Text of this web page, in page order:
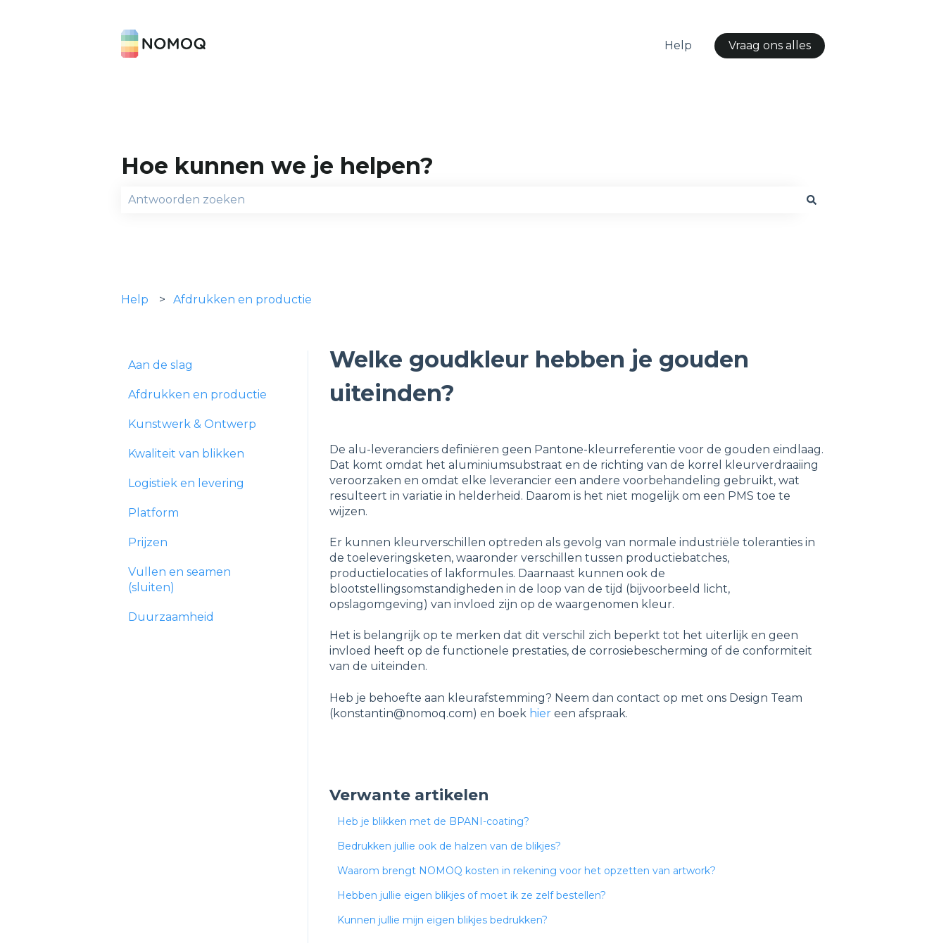
Help Vraag ons alles
Hoe kunnen we je helpen?
Help Afdrukken en productie
Welke goudkleur hebben je gouden
uiteinden?
De alu-leveranciers definiëren geen Pantone-kleurreferentie voor de gouden eindlaag.
Dat komt omdat het aluminiumsubstraat en de richting van de korrel kleurverdraaiing
veroorzaken en omdat elke leverancier een andere voorbehandeling gebruikt, wat
resulteert in variatie in helderheid. Daarom is het niet mogelijk om een PMS toe te
wijzen.
Er kunnen kleurverschillen optreden als gevolg van normale industriële toleranties in
de toeleveringsketen, waaronder verschillen tussen productiebatches,
productielocaties of lakformules. Daarnaast kunnen ook de
blootstellingsomstandigheden in de loop van de tijd (bijvoorbeeld licht,
opslagomgeving) van invloed zijn op de waargenomen kleur.
Het is belangrijk op te merken dat dit verschil zich beperkt tot het uiterlijk en geen
invloed heeft op de functionele prestaties, de corrosiebescherming of de conformiteit
van de uiteinden.
Heb je behoefte aan kleurafstemming? Neem dan contact op met ons Design Team
(konstantin@nomoq.com) en boek hiereen afspraak.
Verwante artikelen
Heb je blikken met de BPANI-coating?
Bedrukken jullie ook de halzen van de blikjes?
Waarom brengt NOMOQ kosten in rekening voor het opzetten van artwork?
Hebben jullie eigen blikjes of moet ik ze zelf bestellen?
Kunnen jullie mijn eigen blikjes bedrukken?
Aan de slag
Afdrukken en productie
Kunstwerk & Ontwerp
Kwaliteit van blikken
Logistiek en levering
Platform
Prijzen
Vullen en seamen
(sluiten)
Duurzaamheid